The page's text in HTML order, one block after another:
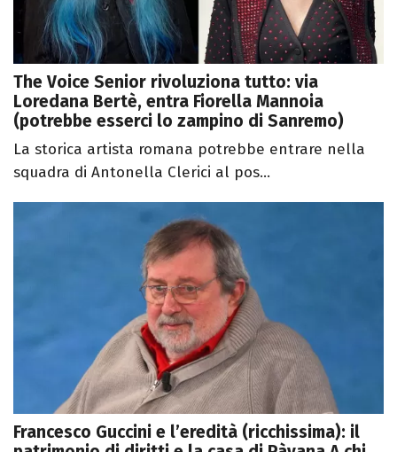
The Voice Senior rivoluziona tutto: via
Loredana Bertè, entra Fiorella Mannoia
(potrebbe esserci lo zampino di Sanremo)
La storica artista romana potrebbe entrare nella
squadra di Antonella Clerici al pos...
Francesco Guccini e l’eredità (ricchissima): il